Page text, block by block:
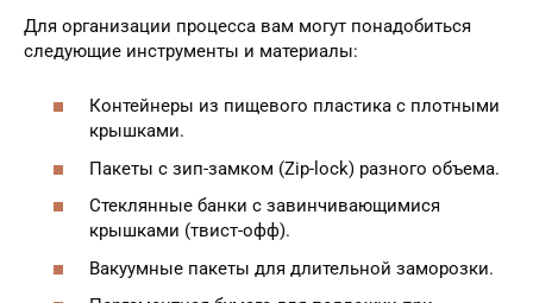
Для организации процесса вам могут понадобиться
следующие инструменты и материалы:
Контейнеры из пищевого пластика с плотными
крышками.
Пакеты с зип-замком (Zip-lock) разного объема.
Стеклянные банки с завинчивающимися
крышками (твист-офф).
Вакуумные пакеты для длительной заморозки.